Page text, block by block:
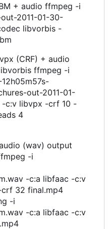
+ audio ffmpeg -i
2011-01-30-
libvorbis -
(CRF) + audio
ffmpeg -i
out-2011-01-
-c:v libvpx -crf 10 -
4
(wav) output
-i
-c:a libfaac -c:v
32 final.mp4
-i
-c:a libfaac -c:v